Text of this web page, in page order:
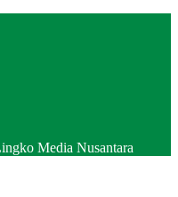
Media Nusantara